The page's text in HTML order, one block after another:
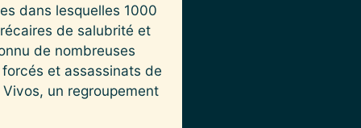
dans lesquelles 1000
de salubrité et
de nombreuses
et assassinats de
un regroupement